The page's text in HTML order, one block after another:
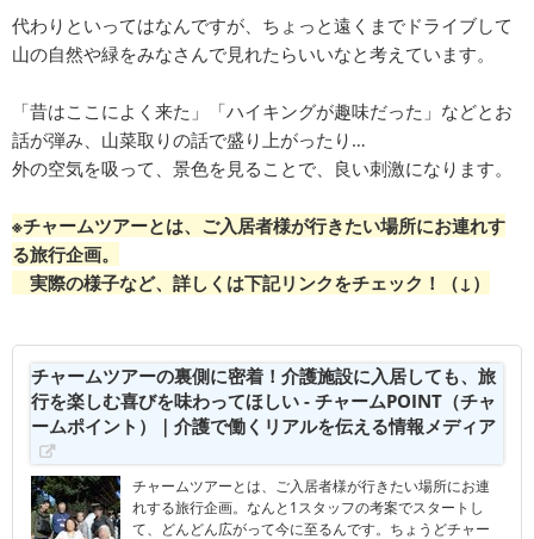
代わりといってはなんですが、ちょっと遠くまでドライブして
山の自然や緑をみなさんで見れたらいいなと考えています。
「昔はここによく来た」「ハイキングが趣味だった」などとお
話が弾み、山菜取りの話で盛り上がったり…
外の空気を吸って、景色を見ることで、良い刺激になります。
※チャームツアーとは、ご入居者様が行きたい場所にお連れす
る旅行企画。
実際の様子など、詳しくは下記リンクをチェック！（↓）
チャームツアーの裏側に密着！介護施設に入居しても、旅
行を楽しむ喜びを味わってほしい - チャームPOINT（チャ
ームポイント）｜介護で働くリアルを伝える情報メディア
チャームツアーとは、ご入居者様が行きたい場所にお連
れする旅行企画。なんと1スタッフの考案でスタートし
て、どんどん広がって今に至るんです。ちょうどチャー